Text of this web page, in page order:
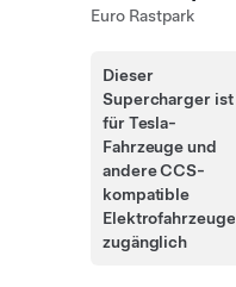
Euro Rastpark
Dieser
Supercharger ist
für Tesla-
Fahrzeuge und
andere CCS-
kompatible
Elektrofahrzeuge
zugänglich